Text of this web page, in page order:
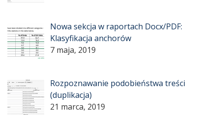
Nowa sekcja w raportach Docx/PDF:
Klasyfikacja anchorów
7 maja, 2019
Rozpoznawanie podobieństwa treści
(duplikacja)
21 marca, 2019